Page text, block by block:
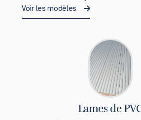
Voir les modèles
Lames de